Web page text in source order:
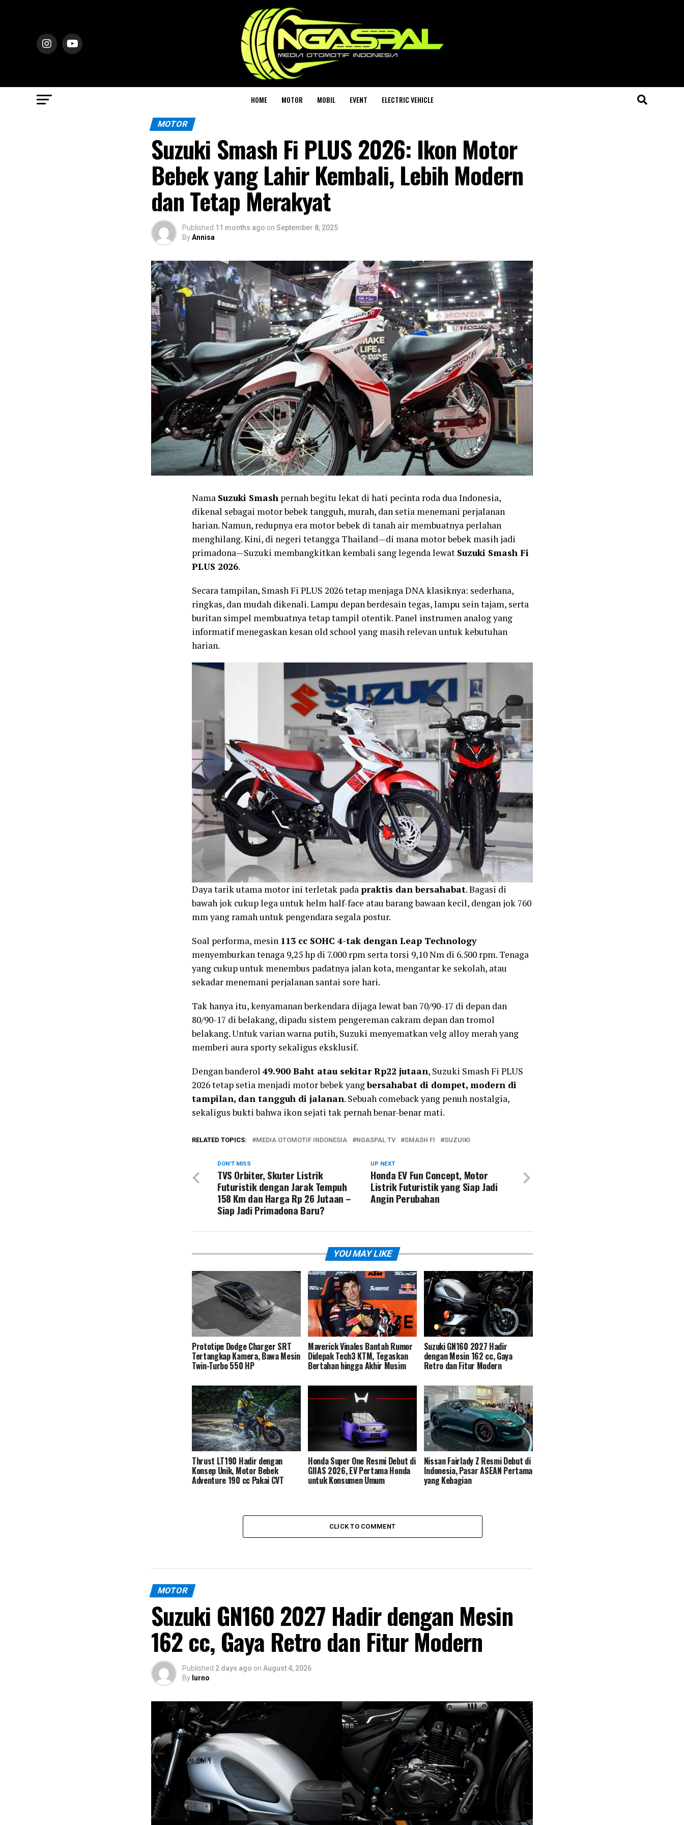
HOME MOTOR MOBIL EVENT ELECTRIC VEHICLE
MOTOR
Suzuki Smash Fi PLUS 2026: Ikon Motor
Bebek yang Lahir Kembali, Lebih Modern
dan Tetap Merakyat
Published 11 months ago on September 8, 2025
ByAnnisa
Nama Suzuki Smash pernah begitu lekat di hati pecinta roda dua Indonesia,
dikenal sebagai motor bebek tangguh, murah, dan setia menemani perjalanan
harian. Namun, redupnya era motor bebek di tanah air membuatnya perlahan
menghilang. Kini, di negeri tetangga Thailand—di mana motor bebek masih jadi
primadona—Suzuki membangkitkan kembali sang legenda lewat Suzuki Smash Fi
PLUS 2026.
Secara tampilan, Smash Fi PLUS 2026 tetap menjaga DNA klasiknya: sederhana,
ringkas, dan mudah dikenali. Lampu depan berdesain tegas, lampu sein tajam, serta
buritan simpel membuatnya tetap tampil otentik. Panel instrumen analog yang
informatif menegaskan kesan old school yang masih relevan untuk kebutuhan
harian.
Daya tarik utama motor ini terletak pada praktis dan bersahabat. Bagasi di
bawah jok cukup lega untuk helm half-face atau barang bawaan kecil, dengan jok 760
mm yang ramah untuk pengendara segala postur.
Soal performa, mesin 113 cc SOHC 4-tak dengan Leap Technology
menyemburkan tenaga 9,25 hp di 7.000 rpm serta torsi 9,10 Nm di 6.500 rpm. Tenaga
yang cukup untuk menembus padatnya jalan kota, mengantar ke sekolah, atau
sekadar menemani perjalanan santai sore hari.
Tak hanya itu, kenyamanan berkendara dijaga lewat ban 70/90-17 di depan dan
80/90-17 di belakang, dipadu sistem pengereman cakram depan dan tromol
belakang. Untuk varian warna putih, Suzuki menyematkan velg alloy merah yang
memberi aura sporty sekaligus eksklusif.
Dengan banderol 49.900 Baht atau sekitar Rp22 jutaan, Suzuki Smash Fi PLUS
2026 tetap setia menjadi motor bebek yangbersahabat di dompet, modern di
tampilan, dan tangguh di jalanan. Sebuah comeback yang penuh nostalgia,
sekaligus bukti bahwa ikon sejati tak pernah benar-benar mati.
RELATED TOPICS: MEDIA OTOMOTIF INDONESIA NGASPAL TV SMASH FI SUZUIKI
UP NEXT
Honda EV Fun Concept, Motor
Listrik Futuristik yang Siap Jadi
Angin Perubahan
DON'T MISS
TVS Orbiter, Skuter Listrik
Futuristik dengan Jarak Tempuh
158 Km dan Harga Rp 26 Jutaan –
Siap Jadi Primadona Baru?
YOU MAY LIKE
Prototipe Dodge Charger SRT
Tertangkap Kamera, Bawa Mesin
Twin-Turbo 550 HP
Maverick Vinales Bantah Rumor
Didepak Tech3 KTM, Tegaskan
Bertahan hingga Akhir Musim
Suzuki GN160 2027 Hadir
dengan Mesin 162 cc, Gaya
Retro dan Fitur Modern
Thrust LT190 Hadir dengan
Konsep Unik, Motor Bebek
Adventure 190 cc Pakai CVT
Honda Super One Resmi Debut di
GIIAS 2026, EV Pertama Honda
untuk Konsumen Umum
Nissan Fairlady Z Resmi Debut di
Indonesia, Pasar ASEAN Pertama
yang Kebagian
CLICK TO COMMENT
MOTOR
Suzuki GN160 2027 Hadir dengan Mesin
162 cc, Gaya Retro dan Fitur Modern
Published 2 days ago on August 4, 2026
By lurno